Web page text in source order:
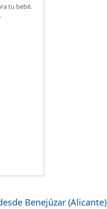
tu bebé.
Benejúzar (Alicante)